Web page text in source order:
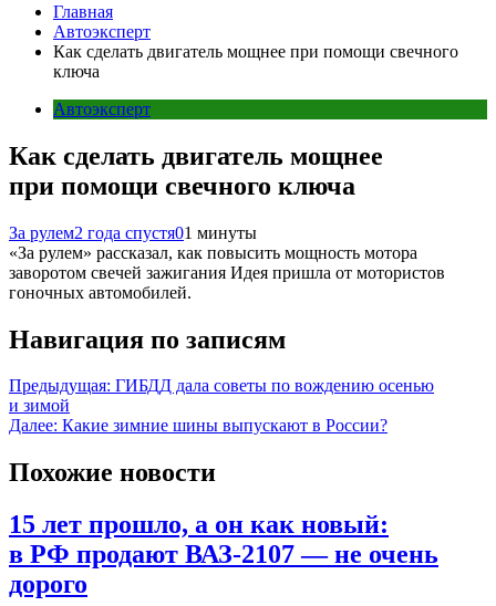
Главная
Автоэксперт
Как сделать двигатель мощнее при помощи свечного
ключа
Автоэксперт
Как сделать двигатель мощнее
при помощи свечного ключа
За рулем2 года спустя01 минуты
«За рулем» рассказал, как повысить мощность мотора
заворотом свечей зажигания Идея пришла от мотористов
гоночных автомобилей.
Навигация по записям
Предыдущая: ГИБДД дала советы по вождению осенью
и зимой
Далее: Какие зимние шины выпускают в России?
Похожие новости
15 лет прошло, а он как новый:
в РФ продают ВАЗ-2107 — не очень
дорого